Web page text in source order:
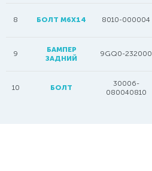
8 БОЛТ М6Х14 8010-000004
9
БАМПЕР
ЗАДНИЙ
9GQ0-232000
10 БОЛТ
30006-
080040810